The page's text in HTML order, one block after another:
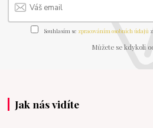
Souhlasím se zpracováním osobních údajů
Můžete se kdykoli
Jak nás vidíte